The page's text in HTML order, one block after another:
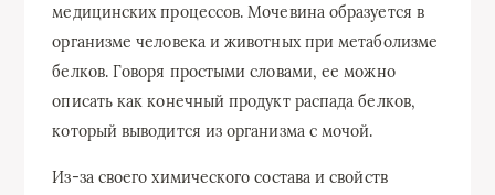
медицинских процессов. Мочевина образуется в
организме человека и животных при метаболизме
белков. Говоря простыми словами, ее можно
описать как конечный продукт распада белков,
который выводится из организма с мочой.
Из-за своего химического состава и свойств